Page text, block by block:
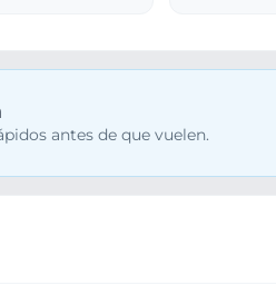
antes de que vuelen.